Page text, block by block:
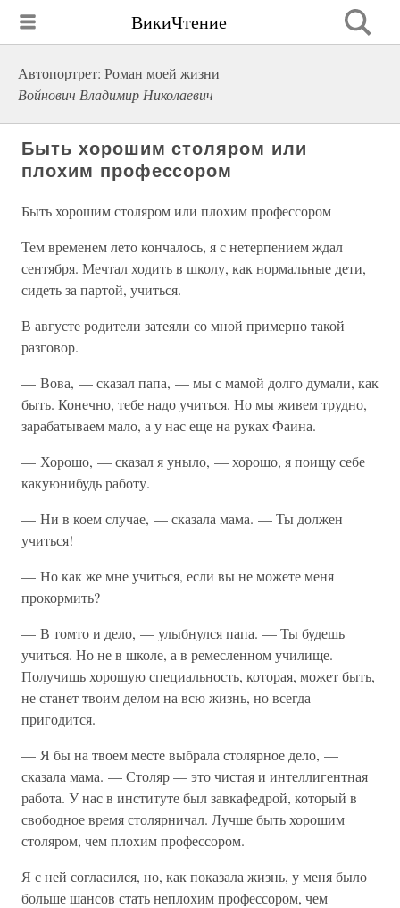
ВикиЧтение
Автопортрет: Роман моей жизни
Войнович Владимир Николаевич
Быть хорошим столяром или
плохим профессором
Быть хорошим столяром или плохим профессором
Тем временем лето кончалось, я с нетерпением ждал
сентября. Мечтал ходить в школу, как нормальные дети,
сидеть за партой, учиться.
В августе родители затеяли со мной примерно такой
разговор.
— Вова, — сказал папа, — мы с мамой долго думали, как
быть. Конечно, тебе надо учиться. Но мы живем трудно,
зарабатываем мало, а у нас еще на руках Фаина.
— Хорошо, — сказал я уныло, — хорошо, я поищу себе
какуюнибудь работу.
— Ни в коем случае, — сказала мама. — Ты должен
учиться!
— Но как же мне учиться, если вы не можете меня
прокормить?
— В томто и дело, — улыбнулся папа. — Ты будешь
учиться. Но не в школе, а в ремесленном училище.
Получишь хорошую специальность, которая, может быть,
не станет твоим делом на всю жизнь, но всегда
пригодится.
— Я бы на твоем месте выбрала столярное дело, —
сказала мама. — Столяр — это чистая и интеллигентная
работа. У нас в институте был завкафедрой, который в
свободное время столярничал. Лучше быть хорошим
столяром, чем плохим профессором.
Я с ней согласился, но, как показала жизнь, у меня было
больше шансов стать неплохим профессором, чем